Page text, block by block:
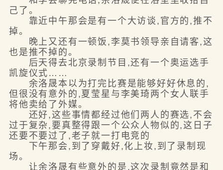
己了。
靠近中午那会是有一个大访谈,官方的,推不
掉。
晚上又还有一顿饭,李莫书领导亲自请客,这
也是推不掉的。
后天得去北京录制节目,还有一个奥运选手
凯旋仪式……
余洛晟本以为打完比赛是能够好好休息的,
但很没有意外的,夏莹星与李美琦两个女人联手
将他卖给了外媒。
还好,这些事情都经过他们两人的赛选,不会
过于复杂,要真整得跟一个公众人物似的,这日子
还要不要过了,老子就一打电竞的
下午那会,到了穿戴好,化上妆,到了录制现
场。
让余洛晟有些意外的是,这次录制竟然是和